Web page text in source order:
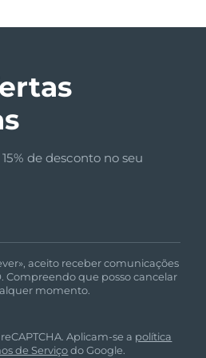
de desconto no seu
aceito receber comunicações
Compreendo que posso cancelar
momento.
Aplicam-se a política
de Serviçodo Google.